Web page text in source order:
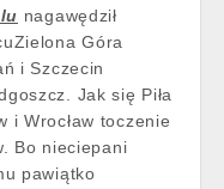
nagawędził
Góra
i Szczecin
Jak się Piła
i Wrocław toczenie
Bo nieciepani
pawiątko